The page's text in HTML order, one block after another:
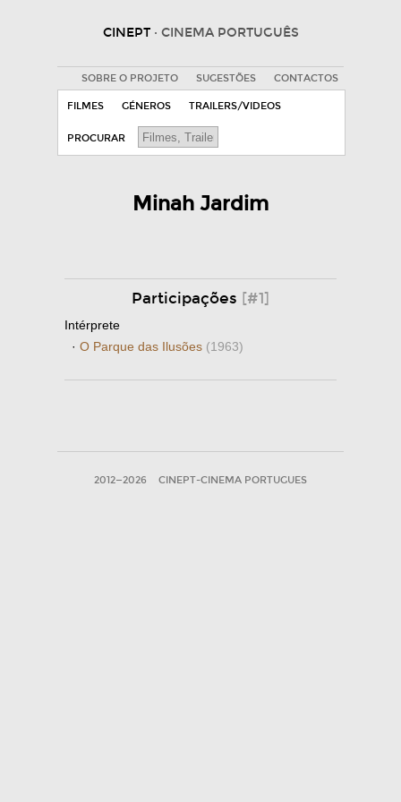
CINEPT · CINEMA PORTUGUÊS
SOBRE O PROJETO SUGESTÕES CONTACTOS
FILMES GÉNEROS TRAILERS/VIDEOS
PROCURAR
Minah Jardim
Participações [#1]
Intérprete
· O Parque das Ilusões (1963)
2012—2026 CINEPT-CINEMA PORTUGUES